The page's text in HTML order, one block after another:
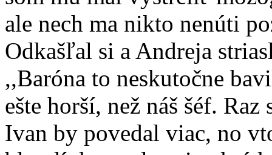
ale nech ma nikto nenúti
Odkašľal si a Andreja
,,Baróna to neskutočne
ešte horší, než náš šéf.
Ivan by povedal viac, no